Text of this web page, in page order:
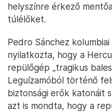
helyszínre érkező
túlélőket.
Pedro Sánchez
nyilatkozta, hogy a
repülőgép „tragikus
Leguízamóból történő
biztonsági erők katonáit
azt is mondta, hogy a